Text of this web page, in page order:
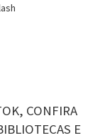
CONFIRA
E